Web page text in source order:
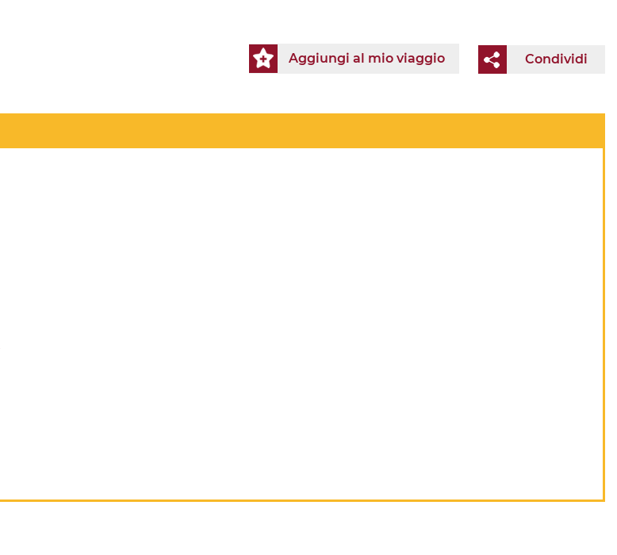
Condividi
Aggiungi al mio viaggio